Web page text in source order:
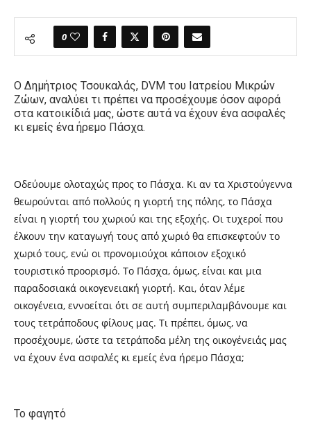
0
Ο Δημήτριος Τσουκαλάς, DVM του Ιατρείου Μικρών
Ζώων, αναλύει τι πρέπει να προσέχουμε όσον αφορά
στα κατοικίδιά μας, ώστε αυτά να έχουν ένα ασφαλές
κι εμείς ένα ήρεμο Πάσχα.
Οδεύουμε ολοταχώς προς το Πάσχα. Κι αν τα Χριστούγεννα
θεωρούνται από πολλούς η γιορτή της πόλης, το Πάσχα
είναι η γιορτή του χωριού και της εξοχής. Οι τυχεροί που
έλκουν την καταγωγή τους από χωριό θα επισκεφτούν το
χωριό τους, ενώ οι προνομιούχοι κάποιον εξοχικό
τουριστικό προορισμό. Το Πάσχα, όμως, είναι και μια
παραδοσιακά οικογενειακή γιορτή. Και, όταν λέμε
οικογένεια, εννοείται ότι σε αυτή συμπεριλαμβάνουμε και
τους τετράποδους φίλους μας. Τι πρέπει, όμως, να
προσέχουμε, ώστε τα τετράποδα μέλη της οικογένειάς μας
να έχουν ένα ασφαλές κι εμείς ένα ήρεμο Πάσχα;
Το φαγητό